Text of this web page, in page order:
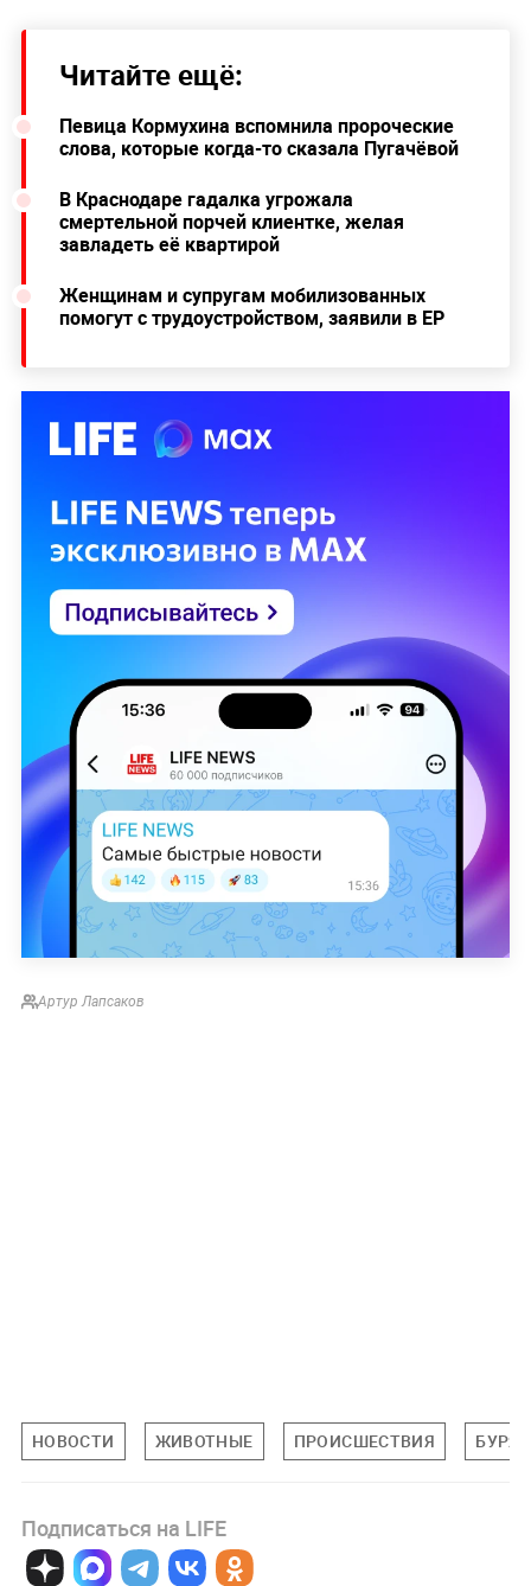
Читайте ещё:
Певица Кормухина вспомнила пророческие
слова, которые когда-то сказала Пугачёвой
В Краснодаре гадалка угрожала
смертельной порчей клиентке, желая
завладеть её квартирой
Женщинам и супругам мобилизованных
помогут с трудоустройством, заявили в ЕР
Артур Лапсаков
НОВОСТИ ЖИВОТНЫЕ ПРОИСШЕСТВИЯ
Подписаться на LIFE